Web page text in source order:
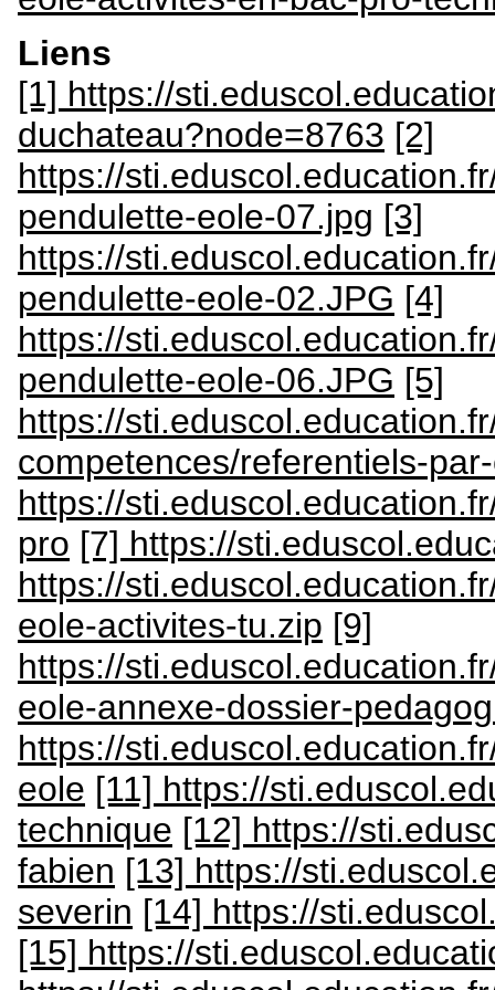
Liens
[1] https://
duchateau?node=8763 [2]
https://
pendulette-eole-07.jpg [3]
https://
pendulette-eole-02.JPG [4]
https://
pendulette-eole-06.JPG [5]
https://
competences/referentiels-
https://
pro [7] https://
https://
eole-activites-tu.zip [9]
https://
eole-annexe-dossier-
https://
eole [11] https://
technique [12] https://
fabien [13] https://
severin [14] https://
[15] https://